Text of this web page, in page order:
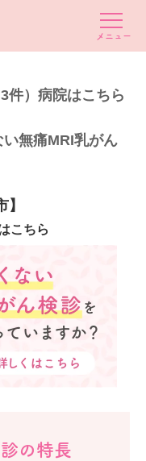
件）病院はこちら
無痛MRI乳がん
】
こちら
の特長